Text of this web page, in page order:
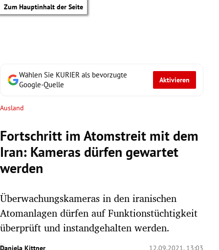
Zum Hauptinhalt der Seite
Untermenü
Wählen Sie KURIER als bevorzugte
Google-Quelle
Aktivieren
Ausland
Fortschritt im Atomstreit mit dem
Iran: Kameras dürfen gewartet
werden
Überwachungskameras in den iranischen
Atomanlagen dürfen auf Funktionstüchtigkeit
überprüft und instandgehalten werden.
Daniela Kittner 12.09.2021, 13:03